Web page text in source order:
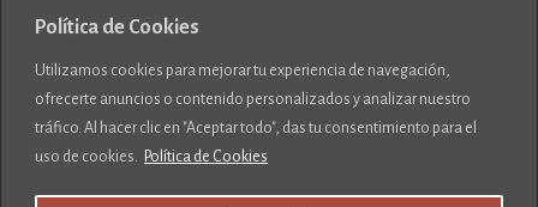
Política de Cookies
Utilizamos cookies para mejorar tu experiencia de navegación,
ofrecerte anuncios o contenido personalizados y analizar nuestro
tráfico. Al hacer clic en "Aceptar todo", das tu consentimiento para el
uso de cookies.
Política de Cookies